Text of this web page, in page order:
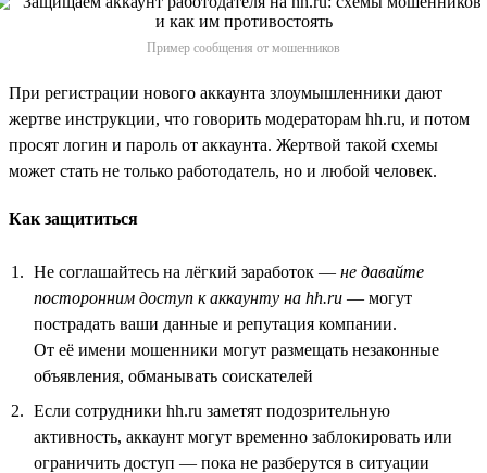
Пример сообщения от мошенников
При регистрации нового аккаунта злоумышленники дают
жертве инструкции, что говорить модераторам hh.ru, и потом
просят логин и пароль от аккаунта. Жертвой такой схемы
может стать не только работодатель, но и любой человек.
Как защититься
Не соглашайтесь на лёгкий заработок — не давайте
посторонним доступ к аккаунту на hh.ru — могут
пострадать ваши данные и репутация компании.
От её имени мошенники могут размещать незаконные
объявления, обманывать соискателей
Если сотрудники hh.ru заметят подозрительную
активность, аккаунт могут временно заблокировать или
ограничить доступ — пока не разберутся в ситуации